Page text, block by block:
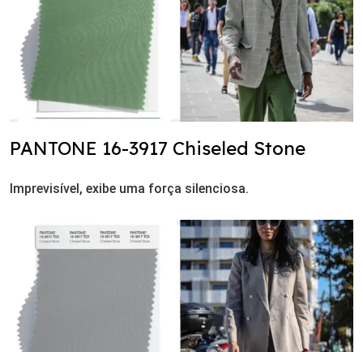
PANTONE 16-3917 Chiseled Stone
Imprevisível, exibe uma força silenciosa.